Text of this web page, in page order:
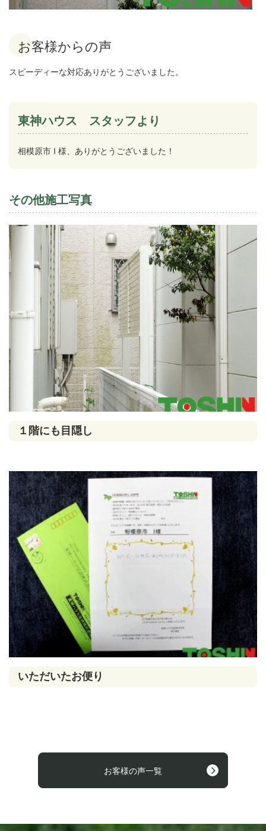
お客様からの声
スピーディーな対応ありがとうございました。
東神ハウス スタッフより
相模原市 I 様、ありがとうございました！
その他施工写真
１階にも目隠し
いただいたお便り
お客様の声一覧